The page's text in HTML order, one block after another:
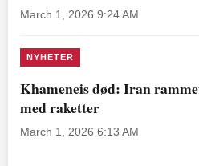
March 1, 2026 9:24 AM
NYHETER
Khameneis død: Iran
med raketter
March 1, 2026 6:13 AM